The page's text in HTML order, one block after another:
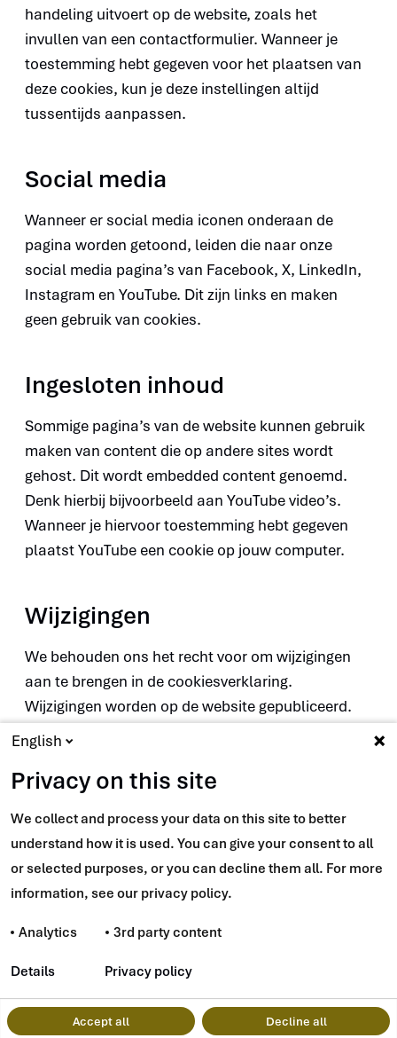
handeling uitvoert op de website, zoals het
invullen van een contactformulier. Wanneer je
toestemming hebt gegeven voor het plaatsen van
deze cookies, kun je deze instellingen altijd
tussentijds aanpassen.
Social media
Wanneer er social media iconen onderaan de
pagina worden getoond, leiden die naar onze
social media pagina’s van Facebook, X, LinkedIn,
Instagram en YouTube. Dit zijn links en maken
geen gebruik van cookies.
Ingesloten inhoud
Sommige pagina’s van de website kunnen gebruik
maken van content die op andere sites wordt
gehost. Dit wordt embedded content genoemd.
Denk hierbij bijvoorbeeld aan YouTube video’s.
Wanneer je hiervoor toestemming hebt gegeven
plaatst YouTube een cookie op jouw computer.
Wijzigingen
We behouden ons het recht voor om wijzigingen
aan te brengen in de cookiesverklaring.
Wijzigingen worden op de website gepubliceerd.
Check daarom regelmatig deze cookieverklaring,
bent.
Contact
Mocht je vragen en/of opmerkingen hebben, neem
Navigatie
English
Privacy on this site
We collect and process your data on this site to better
understand how it is used. You can give your consent to all
or selected purposes, or you can decline them all. For more
information, see our privacy policy.
Analytics 3rd party content
Accept all Decline all
Details Privacy policy